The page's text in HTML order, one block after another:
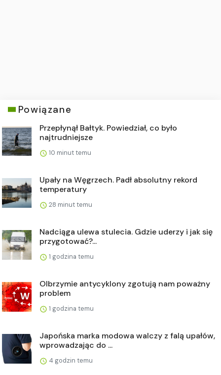
Powiązane
Przepłynął Bałtyk. Powiedział, co było
najtrudniejsze
10 minut temu
Upały na Węgrzech. Padł absolutny rekord
temperatury
28 minut temu
Nadciąga ulewa stulecia. Gdzie uderzy i jak się
przygotować?...
1 godzina temu
Olbrzymie antycyklony zgotują nam poważny
problem
1 godzina temu
Japońska marka modowa walczy z falą upałów,
wprowadzając do ...
4 godzin temu